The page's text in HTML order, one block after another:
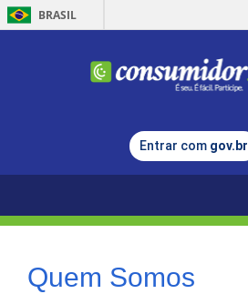
BRASIL
Entrar com gov.br
Quem Somos